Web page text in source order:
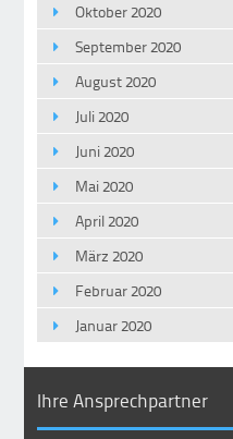
Oktober 2020
September 2020
August 2020
Juli 2020
Juni 2020
Mai 2020
April 2020
März 2020
Februar 2020
Januar 2020
Ihre Ansprechpartner